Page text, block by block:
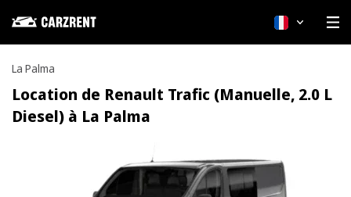
Français
La Palma
Location de Renault Trafic (Manuelle, 2.0 L
Diesel) à La Palma